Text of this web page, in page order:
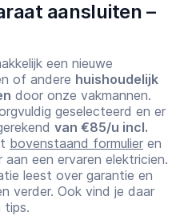
aansluiten –
een nieuwe
of andere huishoudelijk
door onze vakmannen.
geselecteerd en er
van €85/u incl.
bovenstaand formulier en
een ervaren elektricien.
leest over garantie en
verder. Ook vind je daar
tips.